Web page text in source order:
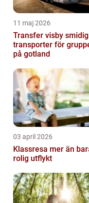
11 maj 2026
Transfer visby smidiga
transporter för
på gotland
03 april 2026
Klassresa mer än bara en
rolig utflykt